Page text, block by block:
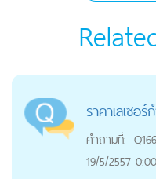
ราคาเลเซอ
คำถามที่:
19/5/2557